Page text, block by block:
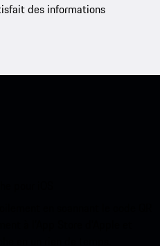
des informations